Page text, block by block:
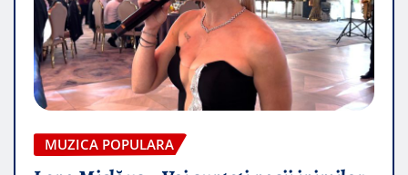
MUZICA POPULARA